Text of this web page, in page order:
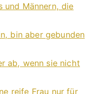
und Männern, die
bin aber gebunden
ab, wenn sie nicht
reife Frau nur für